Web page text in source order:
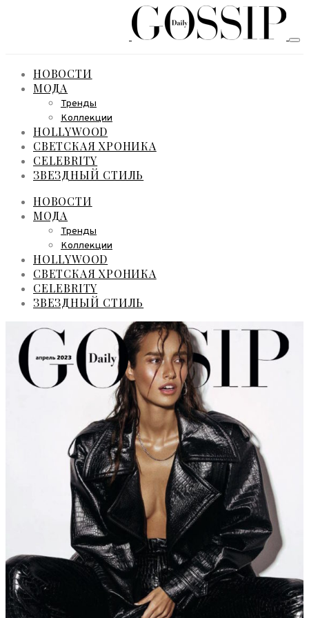
НОВОСТИ
МОДА
Тренды
Коллекции
HOLLYWOOD
СВЕТСКАЯ ХРОНИКА
CELEBRITY
ЗВЕЗДНЫЙ СТИЛЬ
НОВОСТИ
МОДА
Тренды
Коллекции
HOLLYWOOD
СВЕТСКАЯ ХРОНИКА
CELEBRITY
ЗВЕЗДНЫЙ СТИЛЬ